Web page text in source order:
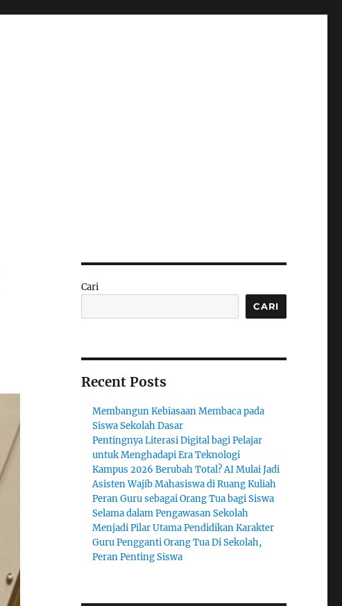
Cari
CARI
Recent Posts
Membangun Kebiasaan Membaca pada
Siswa Sekolah Dasar
Pentingnya Literasi Digital bagi Pelajar
untuk Menghadapi Era Teknologi
Kampus 2026 Berubah Total? AI Mulai Jadi
Asisten Wajib Mahasiswa di Ruang Kuliah
Peran Guru sebagai Orang Tua bagi Siswa
Selama dalam Pengawasan Sekolah
Menjadi Pilar Utama Pendidikan Karakter
Guru Pengganti Orang Tua Di Sekolah,
Peran Penting Siswa